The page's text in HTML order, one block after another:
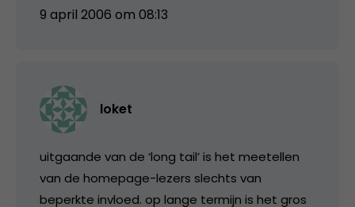
9 april 2006 om 08:13
loket
uitgaande van de ‘long tail’ is het meetellen
van de homepage-lezers slechts van
beperkte invloed. op lange termijn is het gros